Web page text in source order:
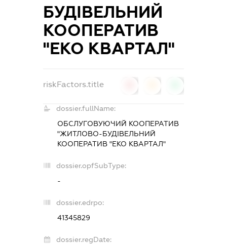
БУДІВЕЛЬНИЙ
КООПЕРАТИВ
"ЕКО КВАРТАЛ"
riskFactors.title
dossier.fullName:
ОБСЛУГОВУЮЧИЙ КООПЕРАТИВ
"ЖИТЛОВО-БУДІВЕЛЬНИЙ
КООПЕРАТИВ "ЕКО КВАРТАЛ"
dossier.opfSubType:
-
dossier.edrpo:
41345829
dossier.regDate: